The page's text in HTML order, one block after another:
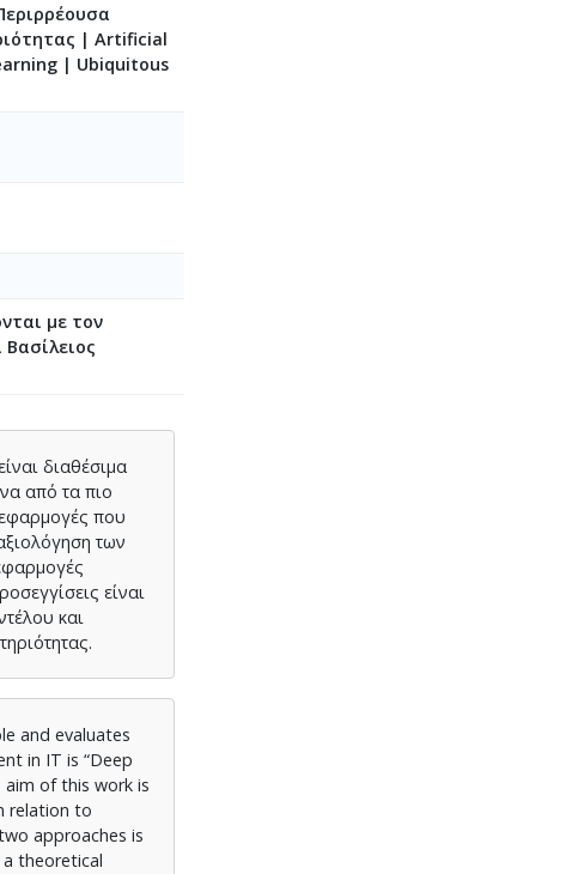
| Artificial
| Ubiquitous
με τον
διαθέσιμα
από τα πιο
που
των
είναι
και
and evaluates
in IT is “Deep
aim of this work is
relation to
approaches is
theoretical